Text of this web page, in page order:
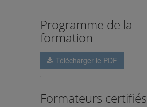
Programme de la
formation
Télécharger le PDF
Formateurs certifiés